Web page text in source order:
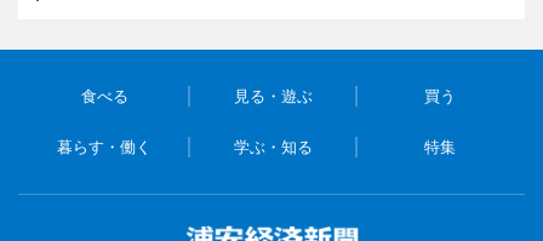
食べる 見る・遊ぶ 買う
暮らす・働く 学ぶ・知る 特集